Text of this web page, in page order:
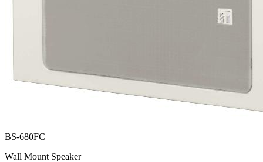
BS-680FC
Wall Mount Speaker